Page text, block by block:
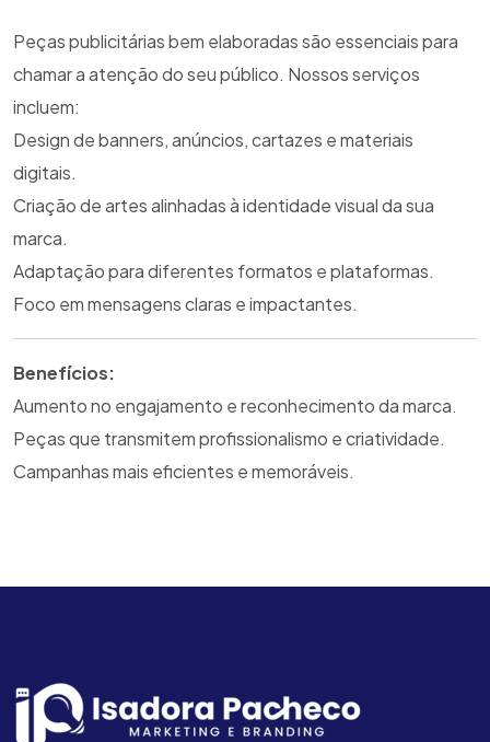
Peças publicitárias bem elaboradas são essenciais para
chamar a atenção do seu público. Nossos serviços
incluem:
Design de banners, anúncios, cartazes e materiais
digitais.
Criação de artes alinhadas à identidade visual da sua
marca.
Adaptação para diferentes formatos e plataformas.
Foco em mensagens claras e impactantes.
Benefícios:
Aumento no engajamento e reconhecimento da marca.
Peças que transmitem profissionalismo e criatividade.
Campanhas mais eficientes e memoráveis.